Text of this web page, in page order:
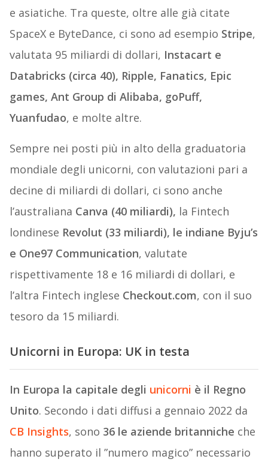
e asiatiche. Tra queste, oltre alle già citate
SpaceX e ByteDance, ci sono ad esempio Stripe,
valutata 95 miliardi di dollari, Instacart e
Databricks (circa 40), Ripple, Fanatics, Epic
games, Ant Group di Alibaba, goPuff,
Yuanfudao, e molte altre.
Sempre nei posti più in alto della graduatoria
mondiale degli unicorni, con valutazioni pari a
decine di miliardi di dollari, ci sono anche
l’australiana Canva (40 miliardi), la Fintech
londinese Revolut (33 miliardi), le indiane Byju’s
e One97 Communication, valutate
rispettivamente 18 e 16 miliardi di dollari, e
l’altra Fintech inglese Checkout.com, con il suo
tesoro da 15 miliardi.
Unicorni in Europa: UK in testa
In Europa la capitale degli unicorni è il Regno
Unito. Secondo i dati diffusi a gennaio 2022 da
CB Insights, sono 36 le aziende britanniche che
hanno superato il ”numero magico” necessario